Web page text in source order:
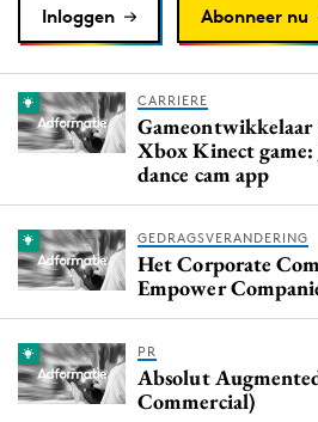
Inloggen Abonneer nu
CARRIERE
Xbox Kinect game:
dance cam app
GEDRAGSVERANDERING
Het Corporate
Empower
PR
Absolut
Commercial)